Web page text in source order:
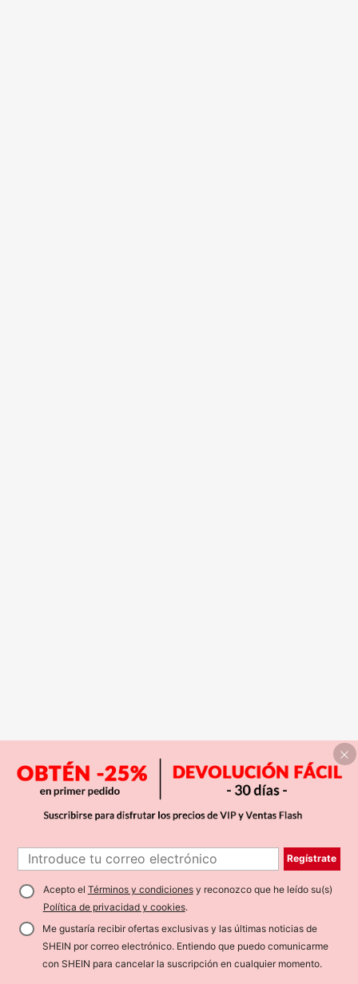
Regístrate
Acepto el Términos y condicionesy reconozco que he leído su(s)
Política de privacidad y cookies.
Me gustaría recibir ofertas exclusivas y las últimas noticias de
SHEIN por correo electrónico. Entiendo que puedo comunicarme
con SHEIN para cancelar la suscripción en cualquier momento.